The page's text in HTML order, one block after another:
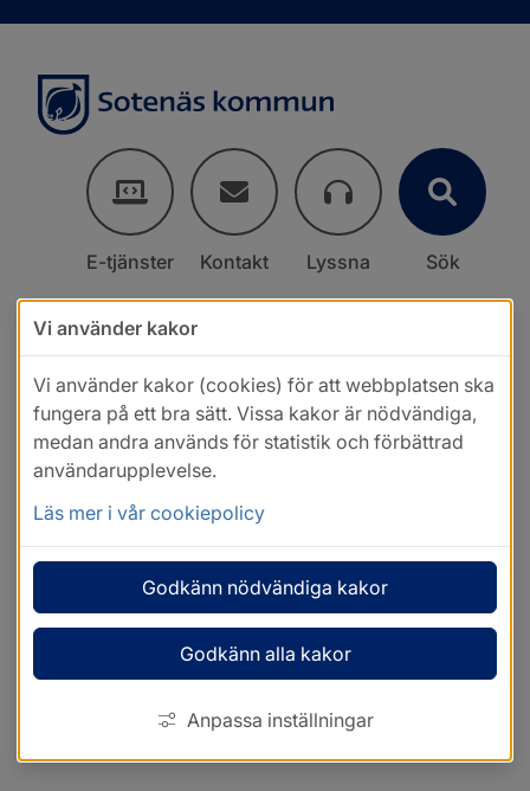
E-tjänster Kontakt Lyssna Sök
Vi använder kakor
Vi använder kakor (cookies) för att webbplatsen ska
fungera på ett bra sätt. Vissa kakor är nödvändiga,
medan andra används för statistik och förbättrad
användarupplevelse.
Läs mer i vår cookiepolicy
Godkänn nödvändiga kakor
Godkänn alla kakor
Anpassa inställningar